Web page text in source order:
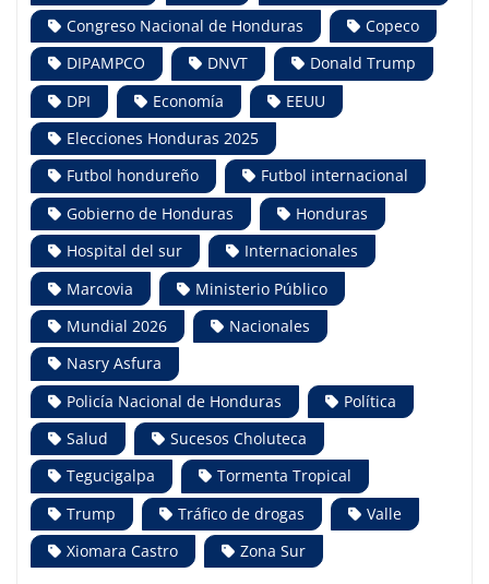
Congreso Nacional de Honduras
Copeco
DIPAMPCO
DNVT
Donald Trump
DPI
Economía
EEUU
Elecciones Honduras 2025
Futbol hondureño
Futbol internacional
Gobierno de Honduras
Honduras
Hospital del sur
Internacionales
Marcovia
Ministerio Público
Mundial 2026
Nacionales
Nasry Asfura
Policía Nacional de Honduras
Política
Salud
Sucesos Choluteca
Tegucigalpa
Tormenta Tropical
Trump
Tráfico de drogas
Valle
Xiomara Castro
Zona Sur